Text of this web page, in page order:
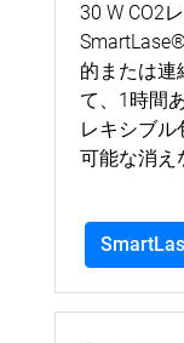
30 W CO2
的または連
て、1時間
レキシブ
可能な消え